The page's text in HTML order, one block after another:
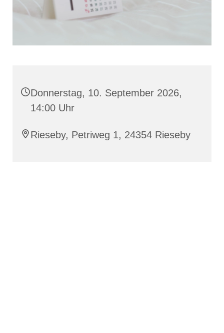
Donnerstag, 10. September 2026,
14:00 Uhr
Rieseby, Petriweg 1, 24354 Rieseby